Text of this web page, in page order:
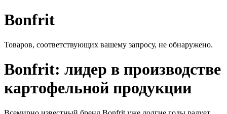
Bonfrit
Товаров, соответствующих вашему запросу, не обнаружено.
Bonfrit: лидер в производстве
картофельной продукции